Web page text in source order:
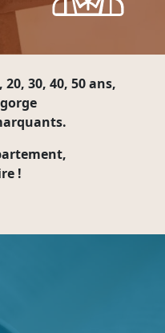
20, 30, 40, 50 ans,
!